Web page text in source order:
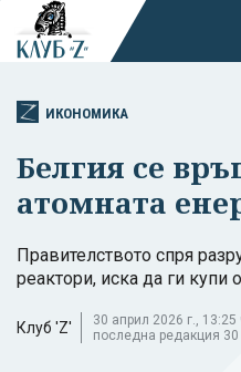
ИКОНОМИКА
Белгия се
атомната
Правителството спря
реактори, иска да ги купи
Клуб 'Z'
30 април 2026 г., 13:25
последна редакция 30